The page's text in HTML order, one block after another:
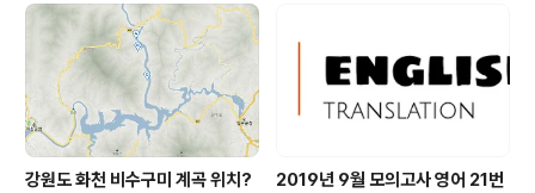
군 최기순 씨 캠핑장 펜션 어디? /
강원도 홍천군 가볼 만한 곳, (구)
까르돈, kbs 인간극장
한 곳, 영양읍 상원리. KBS 인간극
장 임분노미 할머니
강원도 화천 비수구미 계곡 위치?
2019년 9월 모의고사 영어 21번